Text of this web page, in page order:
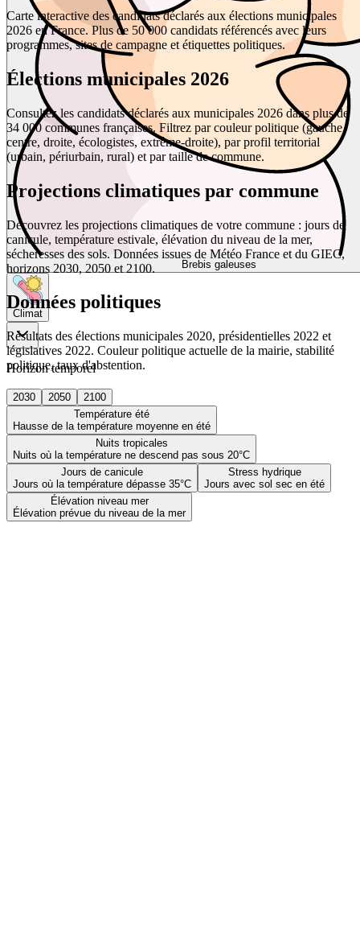
Brebis galeuses
Climat
Horizon temporel
2030 2050
2100
Température été
Hausse de la température moyenne en été
Nuits tropicales
Nuits où la température ne descend pas sous 20°C
Jours de canicule
Jours où la température dépasse 35°C
Stress hydrique
Jours avec sol sec en été
Élévation niveau mer
Élévation prévue du niveau de la mer
Carte interactive des candidats déclarés aux élections municipales
2026 en France. Plus de 50 000 candidats référencés avec leurs
programmes, sites de campagne et étiquettes politiques.
Élections municipales 2026
Consultez les candidats déclarés aux municipales 2026 dans plus de
34 000 communes françaises. Filtrez par couleur politique (gauche,
centre, droite, écologistes, extrême-droite), par profil territorial
(urbain, périurbain, rural) et par taille de commune.
Projections climatiques par commune
Découvrez les projections climatiques de votre commune : jours de
canicule, température estivale, élévation du niveau de la mer,
sécheresses des sols. Données issues de Météo France et du GIEC,
horizons 2030, 2050 et 2100.
Données politiques
Résultats des élections municipales 2020, présidentielles 2022 et
législatives 2022. Couleur politique actuelle de la mairie, stabilité
politique, taux d'abstention.